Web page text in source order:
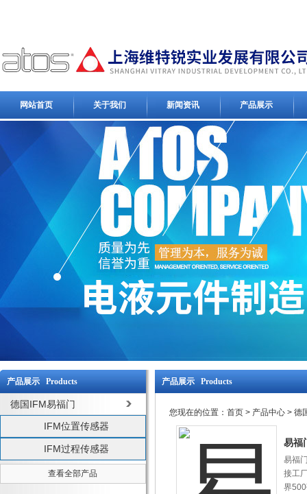
网站首页 关于我们 新闻资讯 产品展示
产品展示 Products
德国IFM易福门
IFM位置传感器
IFM过程传感器
查看全部产品
产品展示 Products
您现在的位置： 首页 > 产品中心 > 德
易福
易福
接工
界